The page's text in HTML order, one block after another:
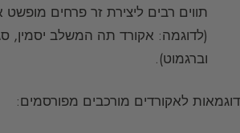
תווים רבים ליצירת זר פרחים מופשט
(לדוגמה: אקורד תה המשלב יסמין,
וברגמוט).
דוגמאות לאקורדים מורכבים מפורסמים: